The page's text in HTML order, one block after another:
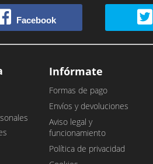
Facebook
Infórmate
Formas de pago
Envíos y devoluciones
Aviso legal y
funcionamiento
Política de privacidad